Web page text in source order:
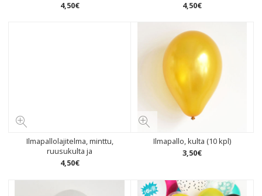
4,50€ 4,50€
Ilmapallolajitelma, minttu,
ruusukulta ja
4,50€
Ilmapallo, kulta (10 kpl)
3,50€